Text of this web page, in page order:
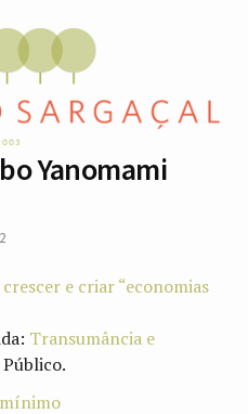
Yanomami
e criar “economias
Transumância e